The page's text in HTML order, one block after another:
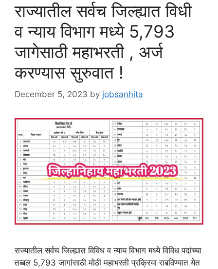
राज्यातील सर्वच जिल्ह्यात विधी
व न्याय विभाग मध्ये 5,793
जागेसाठी महाभरती , अर्ज
करण्यास सुरुवात !
December 5, 2023 by jobsanhita
राज्यातील सर्वच जिल्ह्यात विविध व न्याय विभाग मध्ये विविध पदांच्या
तब्बल 5,793 जागांसाठी मोठी महाभरती प्रक्रिया राबविण्यात येत